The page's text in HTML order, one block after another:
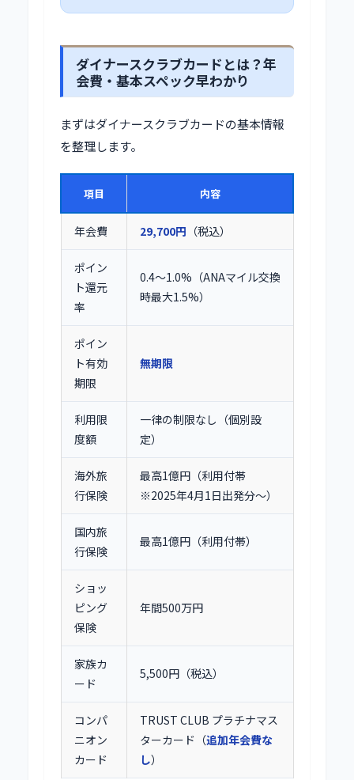
ダイナースクラブカードとは？年
会費・基本スペック早わかり
まずはダイナースクラブカードの基本情報
を整理します。
項目 内容
年会費 29,700円 （税込）
ポイン
ト還元
率
0.4〜1.0%（ANAマイル交換
時最大1.5%）
ポイン
ト有効
期限
無期限
利用限
度額
一律の制限なし（個別設
定）
海外旅
行保険
最高1億円（利用付帯
※2025年4月1日出発分〜）
国内旅
行保険
最高1億円（利用付帯）
ショッ
ピング
保険
年間500万円
家族カ
ード
5,500円（税込）
コンパ
ニオン
カード
TRUST CLUB プラチナマス
ターカード（追加年会費な
し）